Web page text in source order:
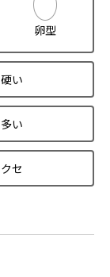
卵型
硬い
多い
クセ